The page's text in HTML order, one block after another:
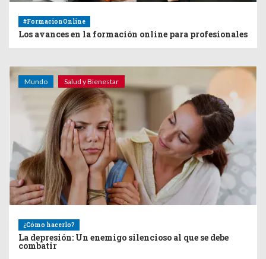
#FormacionOnline
Los avances en la formación online para profesionales
Mundo Salud y Bienestar
¿Cómo hacerlo?
La depresión: Un enemigo silencioso al que se debe
combatir